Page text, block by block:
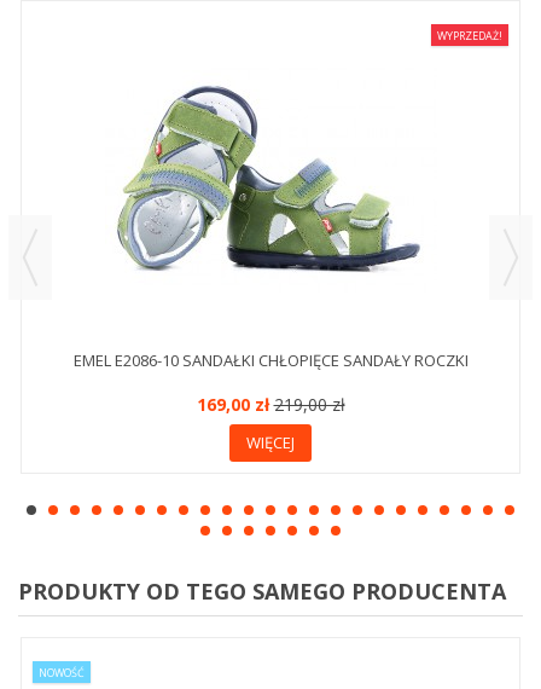
WYPRZEDAŻ!
EMEL E2086-10 SANDAŁKI CHŁOPIĘCE SANDAŁY ROCZKI
169,00 zł219,00 zł
WIĘCEJ
PRODUKTY OD TEGO SAMEGO PRODUCENTA
NOWOŚĆ